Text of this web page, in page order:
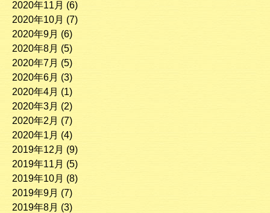
2020年11月 (6)
2020年10月 (7)
2020年9月 (6)
2020年8月 (5)
2020年7月 (5)
2020年6月 (3)
2020年4月 (1)
2020年3月 (2)
2020年2月 (7)
2020年1月 (4)
2019年12月 (9)
2019年11月 (5)
2019年10月 (8)
2019年9月 (7)
2019年8月 (3)